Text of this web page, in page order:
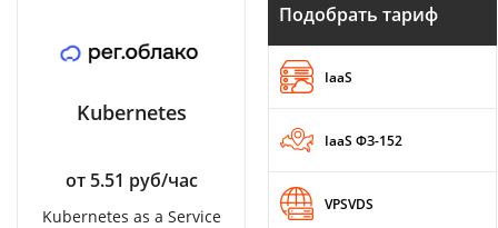
Kubernetes
от 5.51 руб/час
Kubernetes as a Service
Подобрать тариф
IaaS
IaaS ФЗ-152
VPSVDS